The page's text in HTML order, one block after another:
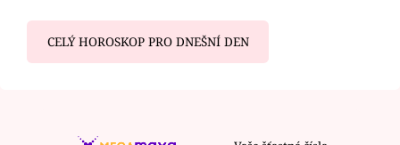
CELÝ HOROSKOP PRO DNEŠNÍ DEN